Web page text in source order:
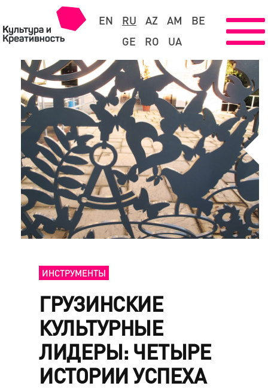
EN RU AZ AM
BE
GE
RO UA
ИНСТРУМЕНТЫ
ГРУЗИНСКИЕ
КУЛЬТУРНЫЕ
ЛИДЕРЫ: ЧЕТЫРЕ
ИСТОРИИ УСПЕХА